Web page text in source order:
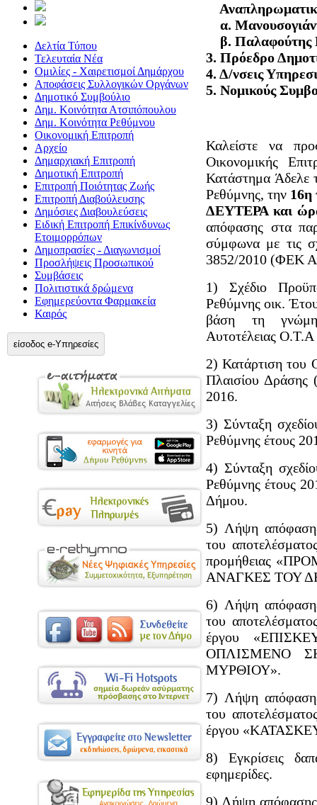
Δελτία Τύπου
Τελευταία Νέα
Ομιλίες - Χαιρετισμοί Δημάρχου
Αποφάσεις Συλλογικών Οργάνων
Δημοτικό Συμβούλιο
Δημ. Κοινότητα Ατσιπόπουλου
Δημ. Κοινότητα Ρεθύμνου
Οικονομική Επιτροπή
Αρχείο
Δημαρχιακή Επιτροπή
Δημοτική Επιτροπή
Επιτροπή Ποιότητας Ζωής
Επιτροπή Διαβούλευσης
Δημόσιες Διαβουλεύσεις
Ειδική Επιτροπή Επικίνδυνως
Ετοιμορρόπων
Δημοπρασίες - Διαγωνισμοί
Προσλήψεις Προσωπικού
Συμβάσεις
Πολιτιστικά δρώμενα
Εφημερεύοντα Φαρμακεία
Καιρός
είσοδος e-Υπηρεσίες
α.
β. Παλαφούτης
3. Πρόεδρο
4. Δ/νσεις
5. Νομικούς
Καλείστε να
Οικονομικής
Κατάστημα Άδελε
Ρεθύμνης, την 16η
ΔΕΥΤΕΡΑ και
απόφασης στα
σύμφωνα με τις
3852/2010 (ΦΕΚ
1) Σχέδιο
Ρεθύμνης οικ.
βάση τη γνώμη
Αυτοτέλειας Ο.Τ.Α
2) Κατάρτιση του
Πλαισίου
2016.
3) Σύνταξη
Ρεθύμνης έτους
4) Σύνταξη
Ρεθύμνης έτους
Δήμου.
5) Λήψη
του
προμήθειας
ΑΝΑΓΚΕΣ ΤΟΥ
6) Λήψη
του
έργου
ΟΠΛΙΣΜΕΝΟ
ΜΥΡΘΙΟΥ».
7) Λήψη
του
έργου
8) Εγκρίσεις
εφημερίδες.
9) Λήψη απόφασης